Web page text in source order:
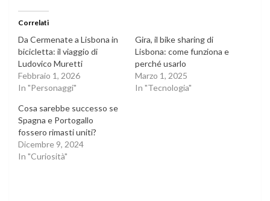
Correlati
Da Cermenate a Lisbona in
bicicletta: il viaggio di
Ludovico Muretti
Febbraio 1, 2026
In "Personaggi"
Gira, il bike sharing di
Lisbona: come funziona e
perché usarlo
Marzo 1, 2025
In "Tecnologia"
Cosa sarebbe successo se
Spagna e Portogallo
fossero rimasti uniti?
Dicembre 9, 2024
In "Curiosità"